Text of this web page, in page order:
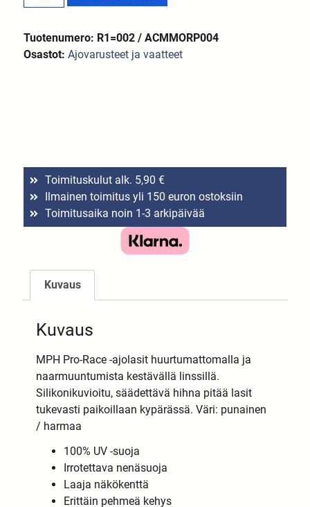
Tuotenumero: R1=002 / ACMMORP004
Osastot:Ajovarusteet ja vaatteet
Toimituskulut alk. 5,90 €
Ilmainen toimitus yli 150 euron ostoksiin
Toimitusaika noin 1-3 arkipäivää
Kuvaus
Kuvaus
MPH Pro-Race -ajolasit huurtumattomalla ja
naarmuuntumista kestävällä linssillä.
Silikonikuvioitu, säädettävä hihna pitää lasit
tukevasti paikoillaan kypärässä. Väri: punainen
/ harmaa
100% UV -suoja
Irrotettava nenäsuoja
Laaja näkökenttä
Erittäin pehmeä kehys